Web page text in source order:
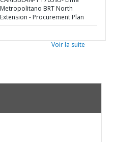
Metropolitano BRT North
Extension - Procurement Plan
Voir la suite